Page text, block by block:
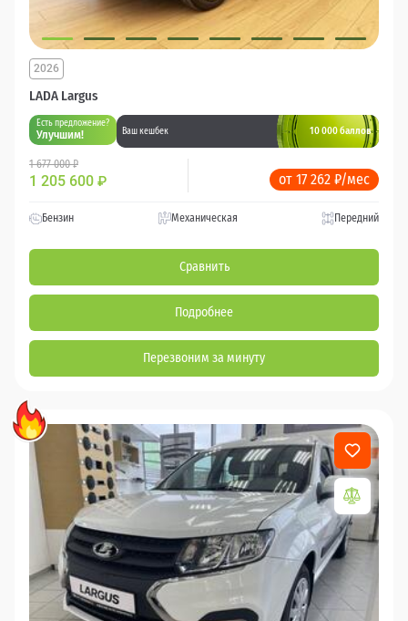
LADA Largus
2026
Есть предложение?
Улучшим! Ваш кешбек 10 000 баллов
1 677 000 ₽
1 205 600 ₽ от 17 262 ₽/мес
Бензин Механическая Передний
Сравнить
Подробнее
Перезвоним за минуту